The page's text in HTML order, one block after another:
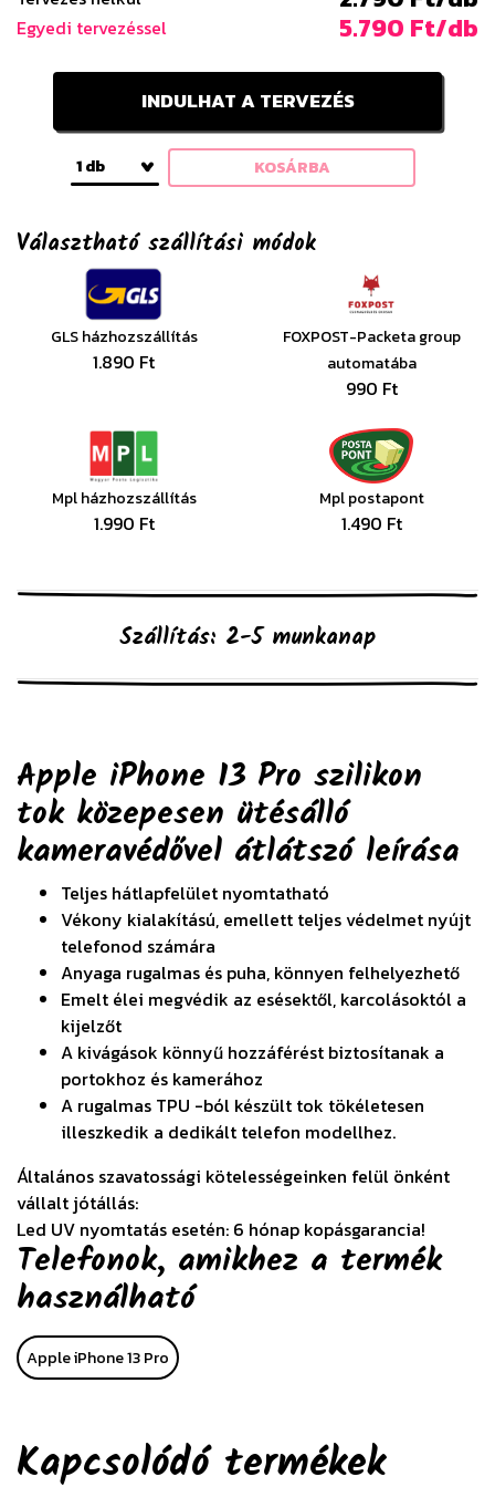
Egyedi tervezéssel 5.790 Ft/db
INDULHAT A TERVEZÉS
1 db KOSÁRBA
Választható szállítási módok
GLS házhozszállítás
1.890 Ft
FOXPOST-Packeta group
automatába
990 Ft
Mpl házhozszállítás
1.990 Ft
Mpl postapont
1.490 Ft
Szállítás: 2-5 munkanap
Apple iPhone 13 Pro szilikon
tok közepesen ütésálló
kameravédővel átlátszó leírása
Teljes hátlapfelület nyomtatható
Vékony kialakítású, emellett teljes védelmet nyújt
telefonod számára
Anyaga rugalmas és puha, könnyen felhelyezhető
Emelt élei megvédik az esésektől, karcolásoktól a
kijelzőt
A kivágások könnyű hozzáférést biztosítanak a
portokhoz és kamerához
A rugalmas TPU -ból készült tok tökéletesen
illeszkedik a dedikált telefon modellhez.
Általános szavatossági kötelességeinken felül önként
vállalt jótállás:
Led UV nyomtatás esetén: 6 hónap kopásgarancia!
Telefonok, amikhez a termék
használható
Apple iPhone 13 Pro
Kapcsolódó termékek